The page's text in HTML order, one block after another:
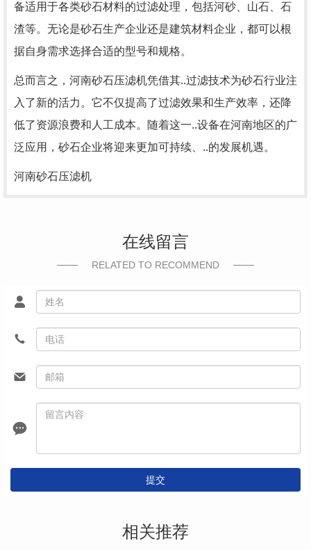
备适用于各类砂石材料的过滤处理，包括河砂、山石、石
渣等。无论是砂石生产企业还是建筑材料企业，都可以根
据自身需求选择合适的型号和规格。
总而言之，河南砂石压滤机凭借其..过滤技术为砂石行业注
入了新的活力。它不仅提高了过滤效果和生产效率，还降
低了资源浪费和人工成本。随着这一..设备在河南地区的广
泛应用，砂石企业将迎来更加可持续、..的发展机遇。
河南砂石压滤机
在线留言
RELATED TO RECOMMEND
提交
相关推荐